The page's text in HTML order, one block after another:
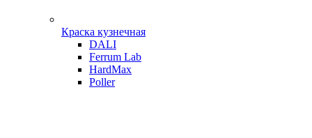
Краска кузнечная
DALI
Ferrum Lab
HardMax
Poller